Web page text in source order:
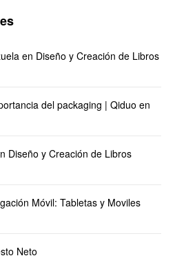
en Diseño y Creación de Libros
del packaging | Qiduo en
Diseño y Creación de Libros
Móvil: Tabletas y Moviles
Neto